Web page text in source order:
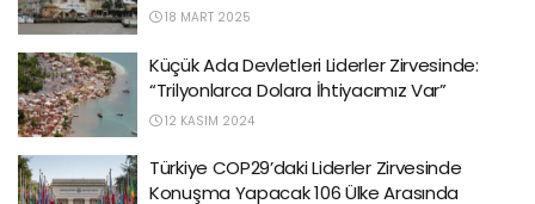
18 MART 2025
Küçük Ada Devletleri Liderler Zirvesinde:
“Trilyonlarca Dolara İhtiyacımız Var”
12 KASIM 2024
Türkiye COP29’daki Liderler Zirvesinde
Konuşma Yapacak 106 Ülke Arasında